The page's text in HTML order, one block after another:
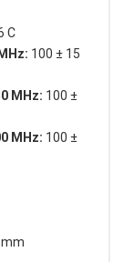
C
100 ± 15
MHz: 100 ±
MHz: 100 ±
mm